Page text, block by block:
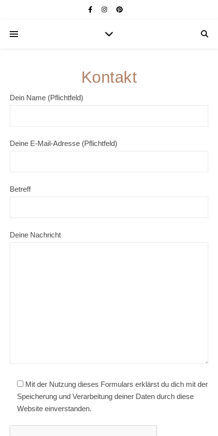
Kontakt
Dein Name (Pflichtfeld)
Deine E-Mail-Adresse (Pflichtfeld)
Betreff
Deine Nachricht
Mit der Nutzung dieses Formulars erklärst du dich mit der
Speicherung und Verarbeitung deiner Daten durch diese
Website einverstanden.